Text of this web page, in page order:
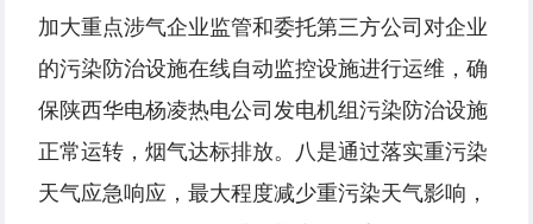
加大重点涉气企业监管和委托第三方公司对企业
的污染防治设施在线自动监控设施进行运维，确
保陕西华电杨凌热电公司发电机组污染防治设施
正常运转，烟气达标排放。八是通过落实重污染
天气应急响应，最大程度减少重污染天气影响，